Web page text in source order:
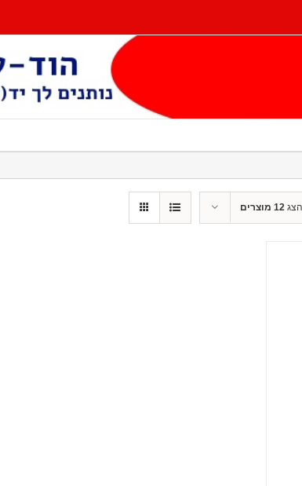
הצג12 מוצרים